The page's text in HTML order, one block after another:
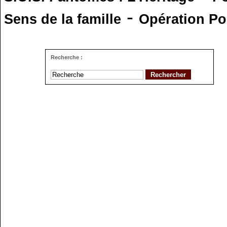
Sens de la famille - Opération
Recherche :